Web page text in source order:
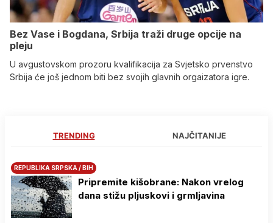
Bez Vase i Bogdana, Srbija traži druge opcije na
pleju
U avgustovskom prozoru kvalifikacija za Svjetsko prvenstvo
Srbija će još jednom biti bez svojih glavnih orgaizatora igre.
TRENDING NAJČITANIJE
REPUBLIKA SRPSKA / BIH
Pripremite kišobrane: Nakon vrelog
dana stižu pljuskovi i grmljavina